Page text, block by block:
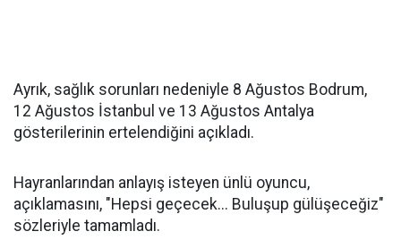
Ayrık, sağlık sorunları nedeniyle 8 Ağustos Bodrum,
12 Ağustos İstanbul ve 13 Ağustos Antalya
gösterilerinin ertelendiğini açıkladı.
Hayranlarından anlayış isteyen ünlü oyuncu,
açıklamasını, "Hepsi geçecek... Buluşup gülüşeceğiz"
sözleriyle tamamladı.